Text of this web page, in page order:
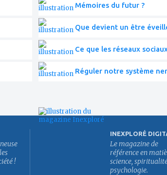
Mémoires du futur ?
Que devient un être
Ce que les réseaux
Réguler notre système
!
INEXPLORÉ
Le magazine de
référence en
science,
psychologie.